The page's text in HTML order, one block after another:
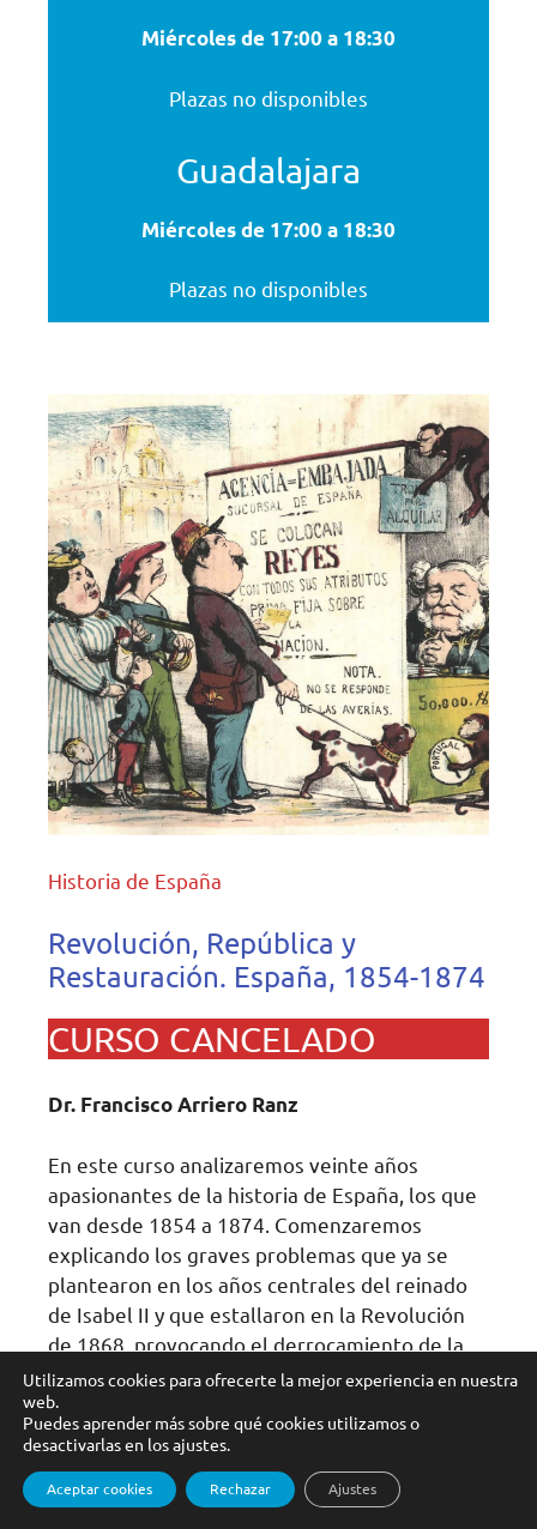
Miércoles de 17:00 a 18:30
Plazas no disponibles
Guadalajara
Miércoles de 17:00 a 18:30
Plazas no disponibles
Historia de España
Revolución, República y
Restauración. España, 1854-1874
CURSO CANCELADO
Dr. Francisco Arriero Ranz
En este curso analizaremos veinte años
apasionantes de la historia de España, los que
van desde 1854 a 1874. Comenzaremos
explicando los graves problemas que ya se
plantearon en los años centrales del reinado
de Isabel II y que estallaron en la Revolución
de 1868, provocando el derrocamiento de la
reina. Después estudiaremos una de las etapas
más interesantes y poco conocidas de nuestra
historia, el Sexenio Revolucionario (1868-
cuales se sucedieron un gobierno provisional,
Utilizamos cookies para ofrecerte la mejor experiencia en nuestra
web.
Puedes aprender más sobre qué cookies utilizamos o
desactivarlas en los ajustes.
Aceptar cookies Rechazar Ajustes